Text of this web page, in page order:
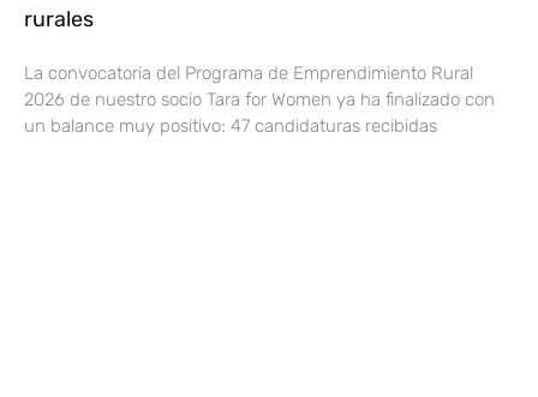
rurales
La convocatoria del Programa de Emprendimiento Rural
2026 de nuestro socio Tara for Women ya ha finalizado con
un balance muy positivo: 47 candidaturas recibidas